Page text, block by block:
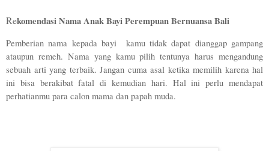
Rekomendasi Nama Anak Bayi Perempuan Bernuansa Bali
Pemberian nama kepada bayi  kamu tidak dapat dianggap gampang
ataupun remeh. Nama yang kamu pilih tentunya harus mengandung
sebuah arti yang terbaik. Jangan cuma asal ketika memilih karena hal
ini bisa berakibat fatal di kemudian hari. Hal ini perlu mendapat
perhatianmu para calon mama dan papah muda.